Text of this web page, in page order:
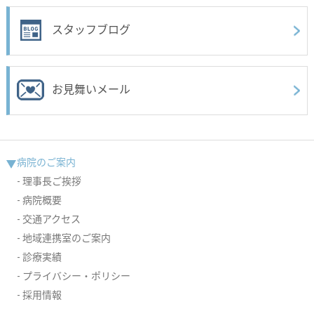
スタッフブログ
お見舞いメール
病院のご案内
理事長ご挨拶
病院概要
交通アクセス
地域連携室のご案内
診療実績
プライバシー・ポリシー
採用情報